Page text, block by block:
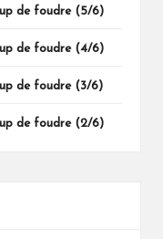
de foudre (5/6)
de foudre (4/6)
de foudre (3/6)
de foudre (2/6)